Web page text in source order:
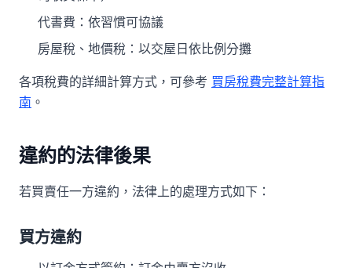
代書費：依習慣可協議
房屋稅、地價稅：以交屋日依比例分攤
各項稅費的詳細計算方式，可參考 買房稅費完整計算指
南 。
違約的法律後果
若買賣任一方違約，法律上的處理方式如下：
買方違約